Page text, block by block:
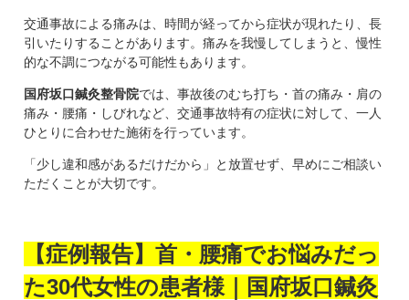
交通事故による痛みは、時間が経ってから症状が現れたり、長
引いたりすることがあります。痛みを我慢してしまうと、慢性
的な不調につながる可能性もあります。
国府坂口鍼灸整骨院では、事故後のむち打ち・首の痛み・肩の
痛み・腰痛・しびれなど、交通事故特有の症状に対して、一人
ひとりに合わせた施術を行っています。
「少し違和感があるだけだから」と放置せず、早めにご相談い
ただくことが大切です。
【症例報告】首・腰痛でお悩みだっ
た30代女性の患者様｜国府坂口鍼灸